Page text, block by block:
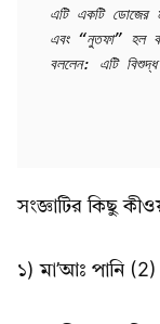
এটি একটি ডোজের
এবং “নুতফা” হল
বললেন: এটি
সংজ্ঞাটির কিছু
১) মা’আঃ পানি (2)